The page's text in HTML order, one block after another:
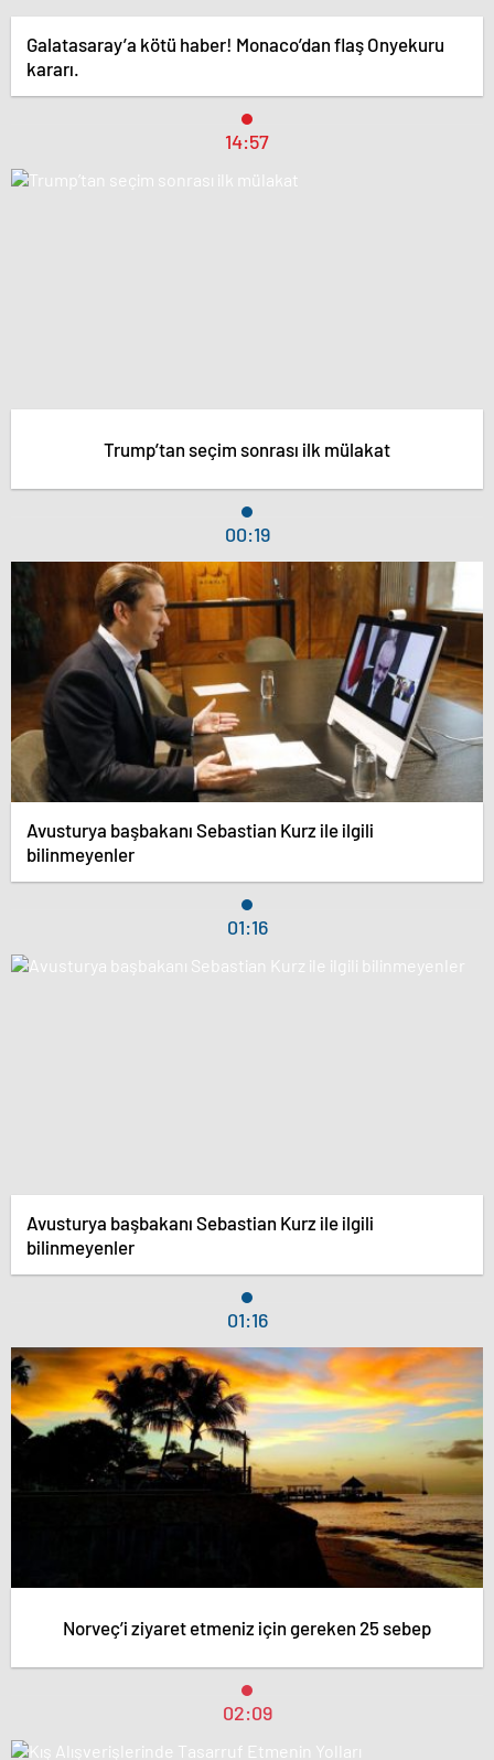
Galatasaray’a kötü haber! Monaco’dan flaş Onyekuru
kararı.
14:57
Trump’tan seçim sonrası ilk mülakat
00:19
Avusturya başbakanı Sebastian Kurz ile ilgili
bilinmeyenler
01:16
Avusturya başbakanı Sebastian Kurz ile ilgili
bilinmeyenler
01:16
Norveç’i ziyaret etmeniz için gereken 25 sebep
02:09